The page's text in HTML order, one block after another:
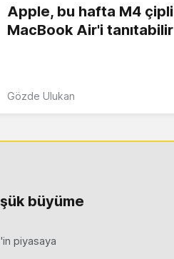
Apple, bu hafta M4 çipli
MacBook Air'i tanıtabilir
Gözde Ulukan
büyüme
piyasaya